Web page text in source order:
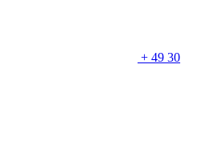
+ 49 30